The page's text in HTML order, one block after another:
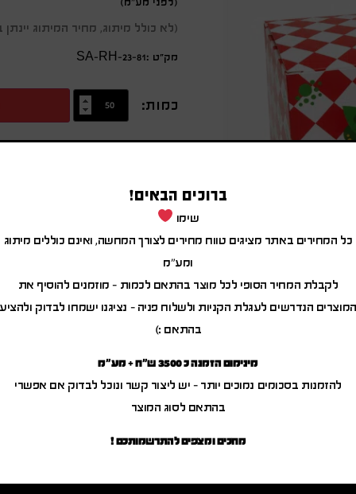
(לא כולל מיתוג, מחיר המיתוג
מק״ט :SA-RH-23-81
כמות:
המארז כולל:
● תפוח עץ PU לחיץ,
למשחק והפגת מתחים.
באישור מכון התקנים.
גודל המוצר: Ø 70 מ”מ.
המחיר אינו כולל מע"מ ומתייחס להזמנת
מוצר שאזל יוחלף בשווה ערך
ברוכים הבאים!
שימו
כל המחירים באתר מציגים טווח מחירים לצורך המחשה, ואינם כוללים מיתוג
ומע"מ
לקבלת המחיר הסופי לכל מוצר בהתאם לכמות – מוזמנים להוסיף את
המוצרים הנדרשים לעגלת הקניות ולשלוח פניה – נציגנו ישמחו לבדוק ולהציע
בהתאם :)
מינימום הזמנה כ 3500 ש"ח + מע"מ
להזמנות בסכומים נמוכים יותר – יש ליצור קשר ונוכל לבדוק אם אפשרי
בהתאם לסוג המוצר
מחכים ומצפים להתרשמותכם !